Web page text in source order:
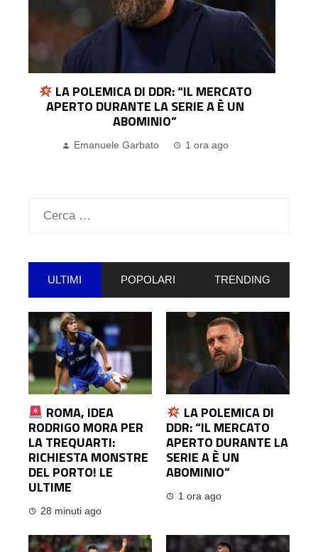
JUVENTUS, SPALLETTI: “YILDIZ? FORSE
GIOCHERÀ UN TEMPO. L’INTER È LA PIÙ
FORTE, VOGLIAMO ARRIVARE AL LORO
Ricerca
ULTIMI POPOLARI TRENDING
ROMA, IDEA
RODRIGO MORA PER
LA TREQUARTI:
RICHIESTA MONSTRE
DEL PORTO! LE
ULTIME
28 minuti ago
LA POLEMICA DI
DDR: “IL MERCATO
APERTO DURANTE LA
SERIE A È UN
ABOMINIO”
1 ora ago